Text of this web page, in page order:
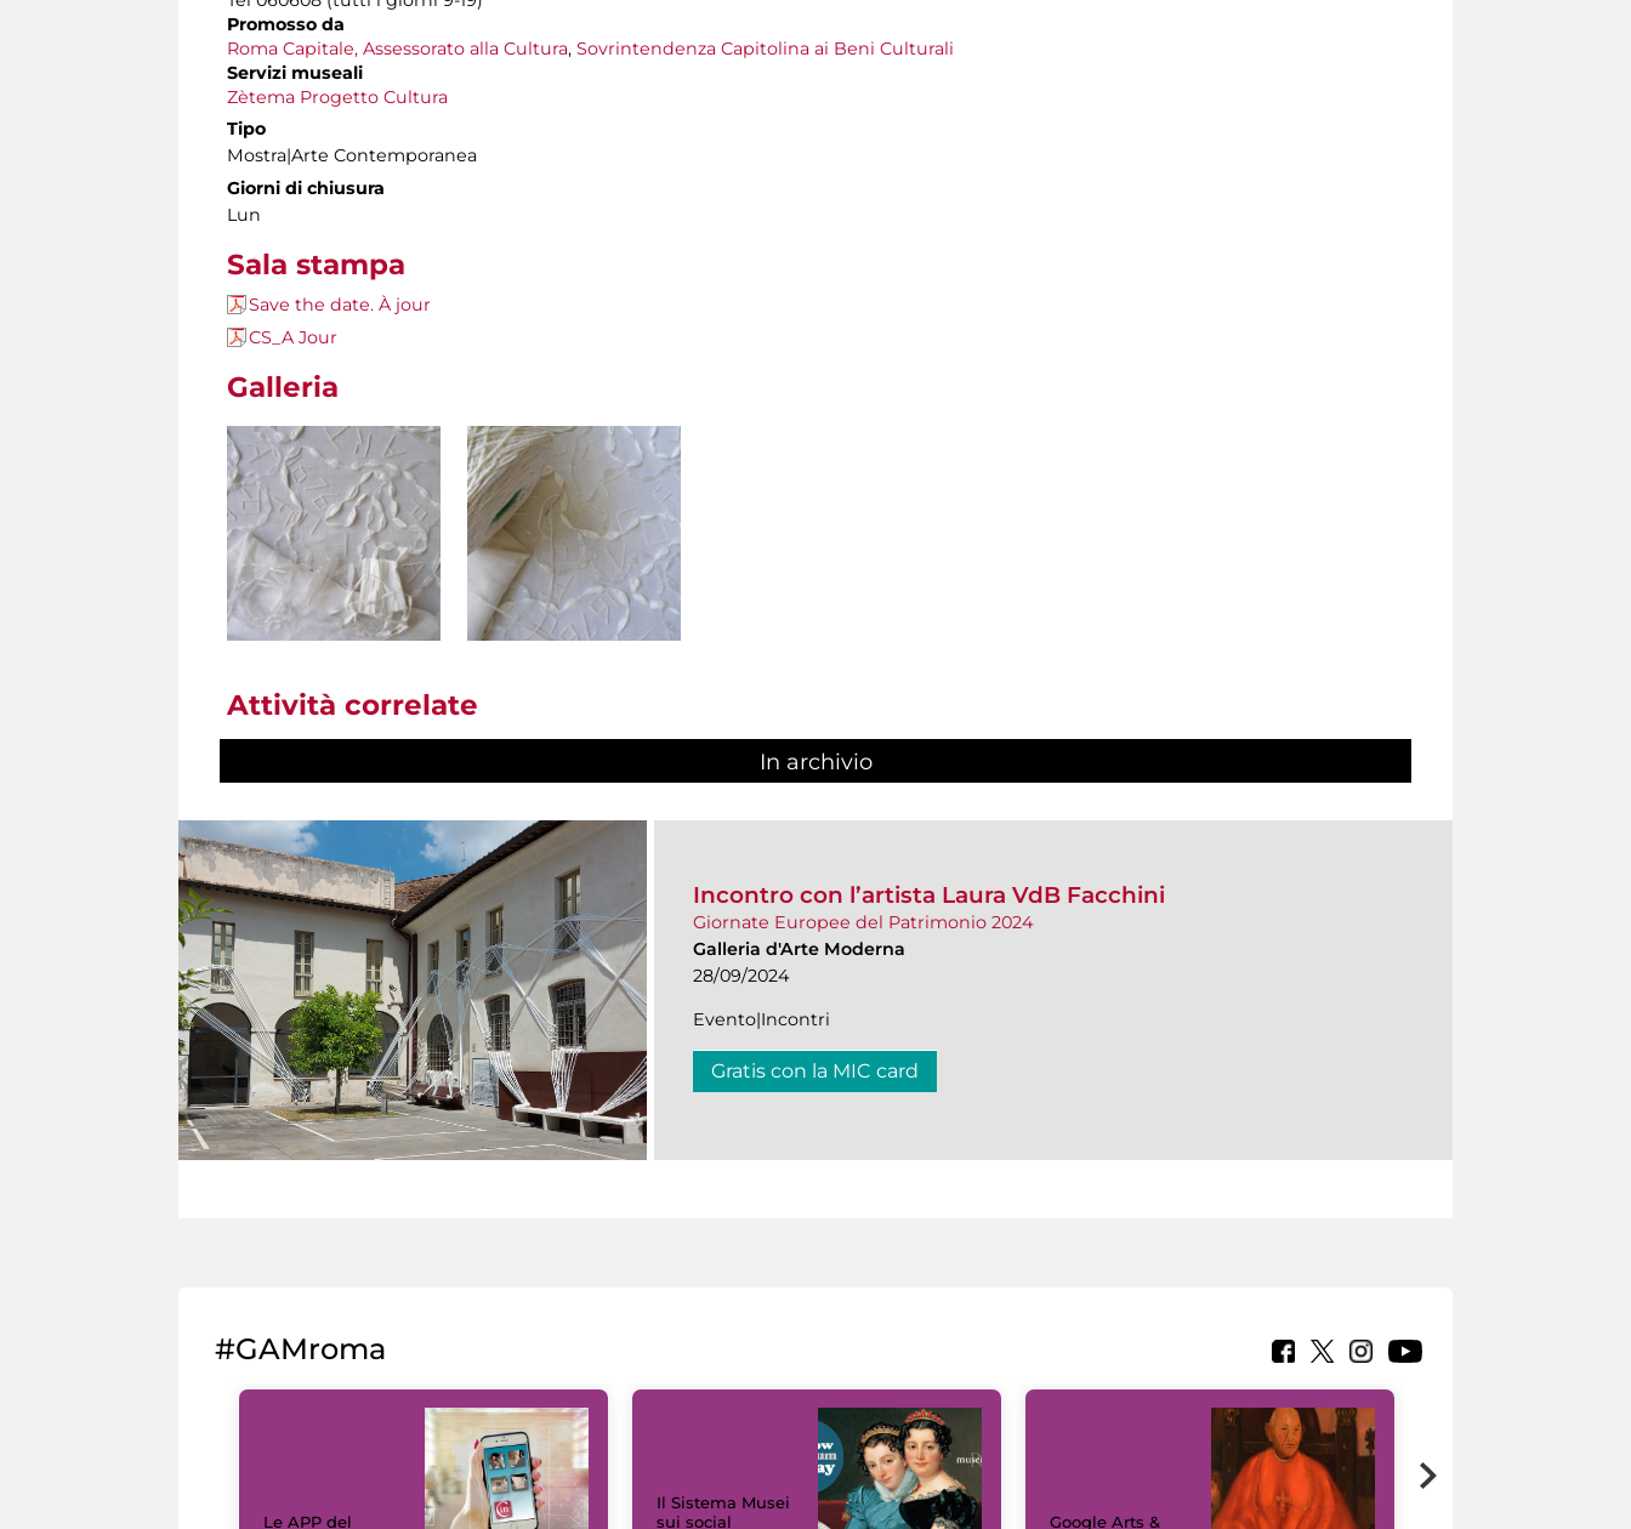
Promosso da
Roma Capitale, Assessorato alla Cultura, Sovrintendenza Capitolina ai Beni Culturali
Servizi museali
Zètema Progetto Cultura
Tipo
Mostra|Arte Contemporanea
Giorni di chiusura
Lun
Sala stampa
Save the date. À jour
CS_A Jour
Galleria
Attività correlate
In archivio
Incontro con l’artista Laura VdB Facchini
Giornate Europee del Patrimonio 2024
Galleria d'Arte Moderna
28/09/2024
Evento|Incontri
Gratis con la MIC card
#GAMroma
Le APP del
Il Sistema Musei
sui social
Google Arts &